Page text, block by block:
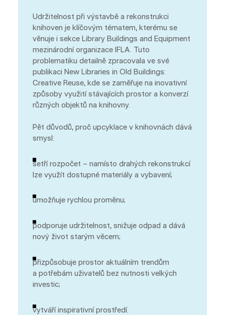
Udržitelnost při výstavbě a rekonstrukci
knihoven je klíčovým tématem, kterému se
věnuje i sekce Library Buildings and Equipment
mezinárodní organizace IFLA. Tuto
problematiku detailně zpracovala ve své
publikaci New Libraries in Old Buildings:
Creative Reuse, kde se zaměřuje na inovativní
způsoby využití stávajících prostor a konverzí
různých objektů na knihovny.
Pět důvodů, proč upcyklace v knihovnách dává
smysl:
šetří rozpočet – namísto drahých rekonstrukcí
lze využít dostupné materiály a vybavení;
umožňuje rychlou proměnu;
podporuje udržitelnost, snižuje odpad a dává
nový život starým věcem;
přizpůsobuje prostor aktuálním trendům
a potřebám uživatelů bez nutnosti velkých
investic;
vytváří inspirativní prostředí.